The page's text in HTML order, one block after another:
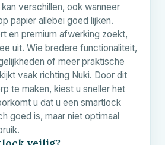
verschillen, ook wanneer
papier allebei goed lijken.
en premium afwerking zoekt,
uit. Wie bredere functionaliteit,
of meer praktische
vaak richting Nuki. Door dit
te maken, kiest u sneller het
u dat u een smartlock
goed is, maar niet optimaal